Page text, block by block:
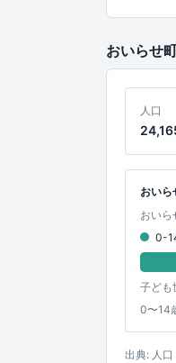
おいらせ
人口
おいら
おいら
0-
子ども
0〜14
出典: 人